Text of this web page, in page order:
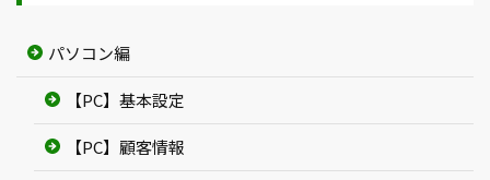
パソコン編
【PC】基本設定
【PC】顧客情報